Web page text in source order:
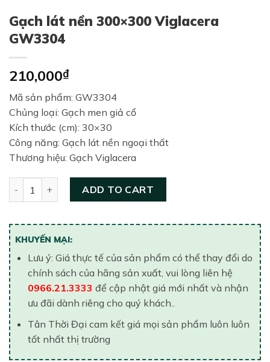
Gạch lát nền 300×300 Viglacera
GW3304
210,000₫
Mã sản phẩm: GW3304
Chủng loại: Gạch men giả cổ
Kích thước (cm): 30×30
Công năng: Gạch lát nền ngoại thất
Thương hiệu: Gạch Viglacera
ADD TO CART
KHUYẾN MẠI:
Lưu ý: Giá thực tế của sản phẩm có thể thay đổi do
chính sách của hãng sản xuất, vui lòng liên hệ
0966.21.3333 để cập nhật giá mới nhất và nhận
ưu đãi dành riêng cho quý khách..
Tân Thời Đại cam kết giá mọi sản phẩm luôn luôn
tốt nhất thị trường